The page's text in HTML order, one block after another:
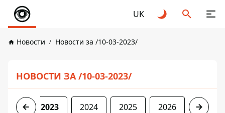
UK
Новости Новости за /10-03-2023/
НОВОСТИ ЗА /10-03-2023/
2022 2023 2024 2025 2026